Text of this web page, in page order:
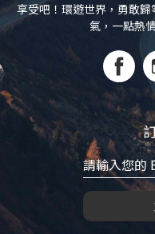
享受吧！環遊世界，勇敢
氣，一點熱